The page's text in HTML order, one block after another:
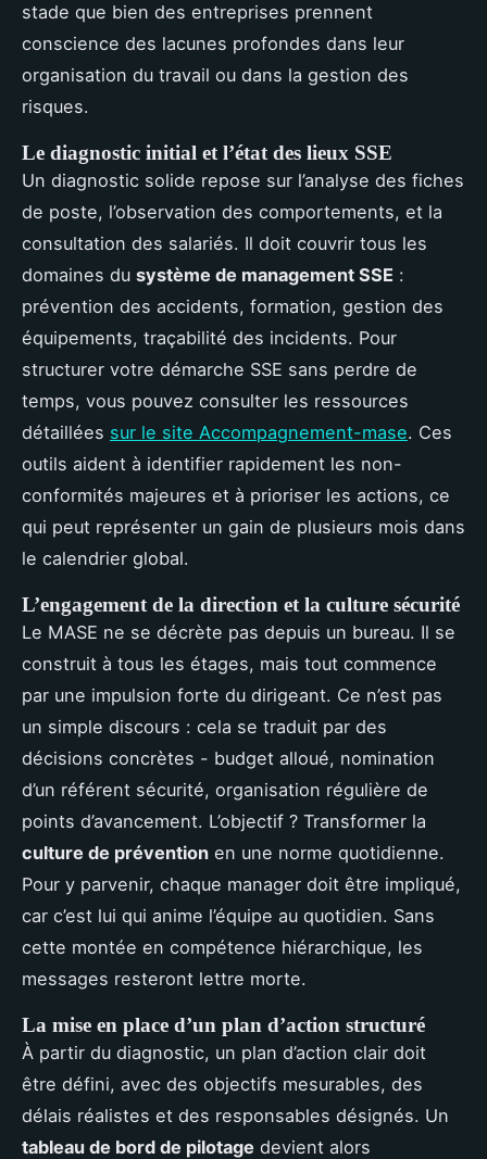
stade que bien des entreprises prennent
conscience des lacunes profondes dans leur
organisation du travail ou dans la gestion des
risques.
Le diagnostic initial et l’état des lieux SSE
Un diagnostic solide repose sur l’analyse des fiches
de poste, l’observation des comportements, et la
consultation des salariés. Il doit couvrir tous les
domaines du système de management SSE :
prévention des accidents, formation, gestion des
équipements, traçabilité des incidents. Pour
structurer votre démarche SSE sans perdre de
temps, vous pouvez consulter les ressources
détaillées sur le site Accompagnement-mase. Ces
outils aident à identifier rapidement les non-
conformités majeures et à prioriser les actions, ce
qui peut représenter un gain de plusieurs mois dans
le calendrier global.
L’engagement de la direction et la culture sécurité
Le MASE ne se décrète pas depuis un bureau. Il se
construit à tous les étages, mais tout commence
par une impulsion forte du dirigeant. Ce n’est pas
un simple discours : cela se traduit par des
décisions concrètes - budget alloué, nomination
d’un référent sécurité, organisation régulière de
points d’avancement. L’objectif ? Transformer la
culture de prévention en une norme quotidienne.
Pour y parvenir, chaque manager doit être impliqué,
car c’est lui qui anime l’équipe au quotidien. Sans
cette montée en compétence hiérarchique, les
messages resteront lettre morte.
La mise en place d’un plan d’action structuré
À partir du diagnostic, un plan d’action clair doit
être défini, avec des objectifs mesurables, des
délais réalistes et des responsables désignés. Un
tableau de bord de pilotage devient alors